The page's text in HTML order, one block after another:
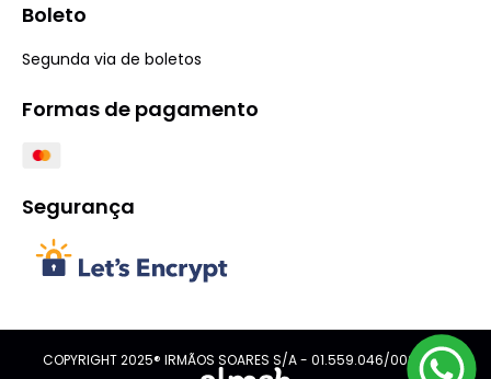
Boleto
Segunda via de boletos
Formas de pagamento
Segurança
COPYRIGHT 2025® IRMÃOS SOARES S/A - 01.559.046/0001-08.